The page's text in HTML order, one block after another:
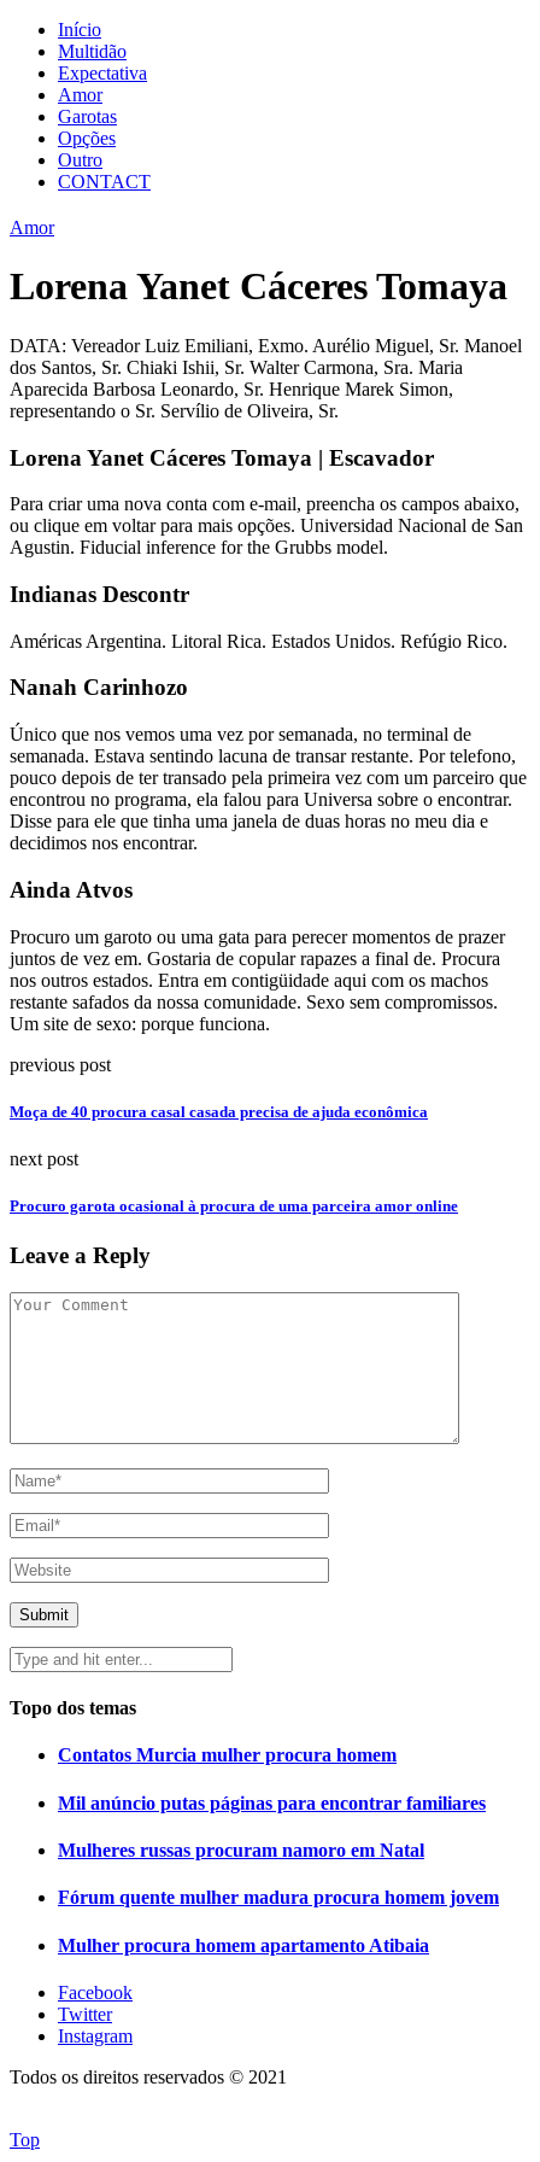
Início
Multidão
Expectativa
Amor
Garotas
Opções
Outro
CONTACT
Amor
Lorena Yanet Cáceres Tomaya
DATA: Vereador Luiz Emiliani, Exmo. Aurélio Miguel, Sr. Manoel
dos Santos, Sr. Chiaki Ishii, Sr. Walter Carmona, Sra. Maria
Aparecida Barbosa Leonardo, Sr. Henrique Marek Simon,
representando o Sr. Servílio de Oliveira, Sr.
Lorena Yanet Cáceres Tomaya | Escavador
Para criar uma nova conta com e-mail, preencha os campos abaixo,
ou clique em voltar para mais opções. Universidad Nacional de San
Agustin. Fiducial inference for the Grubbs model.
Indianas Descontr
Américas Argentina. Litoral Rica. Estados Unidos. Refúgio Rico.
Nanah Carinhozo
Único que nos vemos uma vez por semanada, no terminal de
semanada. Estava sentindo lacuna de transar restante. Por telefono,
pouco depois de ter transado pela primeira vez com um parceiro que
encontrou no programa, ela falou para Universa sobre o encontrar.
Disse para ele que tinha uma janela de duas horas no meu dia e
decidimos nos encontrar.
Ainda Atvos
Procuro um garoto ou uma gata para perecer momentos de prazer
juntos de vez em. Gostaria de copular rapazes a final de. Procura
nos outros estados. Entra em contigüidade aqui com os machos
restante safados da nossa comunidade. Sexo sem compromissos.
Um site de sexo: porque funciona.
previous post
Moça de 40 procura casal casada precisa de ajuda econômica
next post
Procuro garota ocasional à procura de uma parceira amor online
Leave a Reply
Topo dos temas
Contatos Murcia mulher procura homem
Mil anúncio putas páginas para encontrar familiares
Mulheres russas procuram namoro em Natal
Fórum quente mulher madura procura homem jovem
Mulher procura homem apartamento Atibaia
Facebook
Twitter
Instagram
Todos os direitos reservados © 2021
Top